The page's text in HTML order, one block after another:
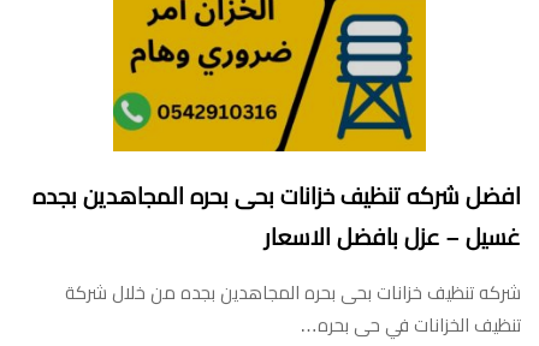
افضل شركه تنظيف خزانات بحى بحره المجاهدين بجده
غسيل – عزل بافضل الاسعار
شركه تنظيف خزانات بحى بحره المجاهدين بجده من خلال شركة
تنظيف الخزانات في حى بحره…